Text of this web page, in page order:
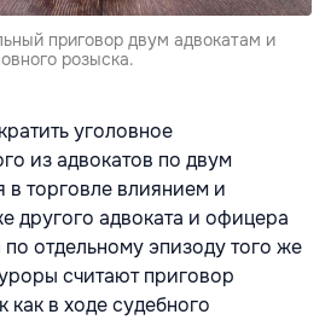
приговор двум адвокатам и
розыска.
уголовное
из адвокатов по двум
торговле влиянием и
другого адвоката и офицера
отдельному эпизоду того же
считают приговор
как в ходе судебного